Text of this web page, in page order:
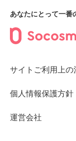
あなたにとって一番
サイトご利用上の
個人情報保護方針
運営会社